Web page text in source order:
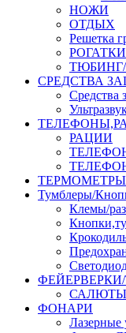
НОЖИ
ОТДЫХ
Решетка
РОГАТКИ
ТЮБИНГ/
СРЕДСТВА
Средства
РАЦИИ
Тумблеры/
Клемы/
ФЕЙЕРВЕРКИ/
ФОНАРИ
Лазерные